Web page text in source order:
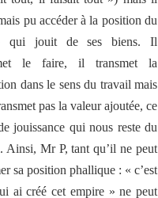
pu accéder à la position du
qui jouit de ses biens. Il
le faire, il transmet la
dans le sens du travail mais
pas la valeur ajoutée, ce
jouissance qui nous reste du
Ainsi, Mr P, tant qu’il ne peut
sa position phallique : « c’est
ai créé cet empire » ne peut